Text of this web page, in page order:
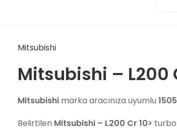
Mitsubishi
Mitsubishi – L200
Mitsubishi marka aracınıza uyumlu
Belirtilen Mitsubishi – L200 Cr 10>